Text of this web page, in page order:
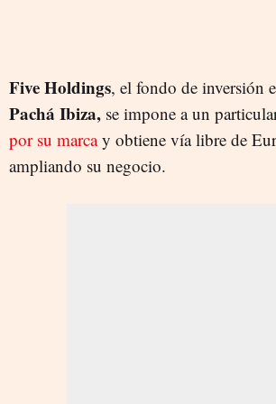
Five Holdings, el fondo de inversión
Pachá Ibiza, se impone a un
por su marcay obtiene vía libre de
ampliando su negocio.